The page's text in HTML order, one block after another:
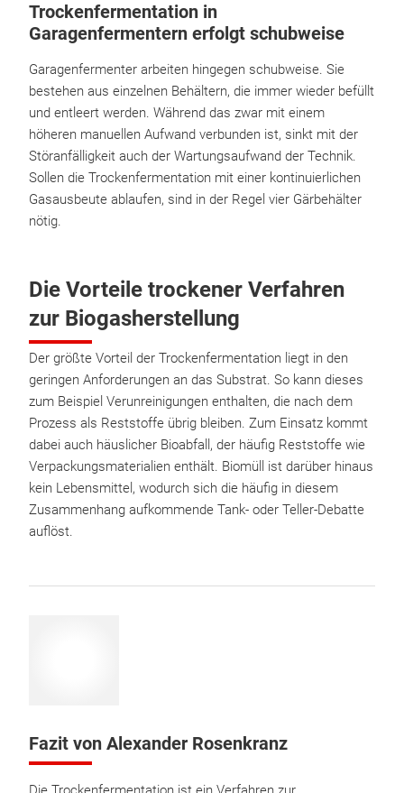
Trockenfermentation in
Garagenfermentern erfolgt schubweise
Garagenfermenter arbeiten hingegen schubweise. Sie
bestehen aus einzelnen Behältern, die immer wieder befüllt
und entleert werden. Während das zwar mit einem
höheren manuellen Aufwand verbunden ist, sinkt mit der
Störanfälligkeit auch der Wartungsaufwand der Technik.
Sollen die Trockenfermentation mit einer kontinuierlichen
Gasausbeute ablaufen, sind in der Regel vier Gärbehälter
nötig.
Die Vorteile trockener Verfahren
zur Biogasherstellung
Der größte Vorteil der Trockenfermentation liegt in den
geringen Anforderungen an das Substrat. So kann dieses
zum Beispiel Verunreinigungen enthalten, die nach dem
Prozess als Reststoffe übrig bleiben. Zum Einsatz kommt
dabei auch häuslicher Bioabfall, der häufig Reststoffe wie
Verpackungsmaterialien enthält. Biomüll ist darüber hinaus
kein Lebensmittel, wodurch sich die häufig in diesem
Zusammenhang aufkommende Tank- oder Teller-Debatte
auflöst.
Fazit von Alexander Rosenkranz